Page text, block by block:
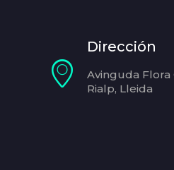
Dirección
Avinguda Flora
Rialp, Lleida